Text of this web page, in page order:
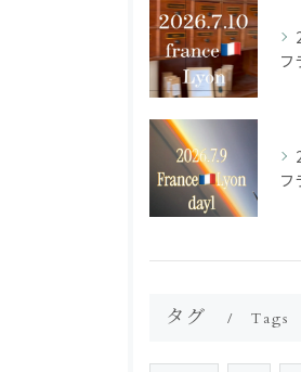
タグ Tags